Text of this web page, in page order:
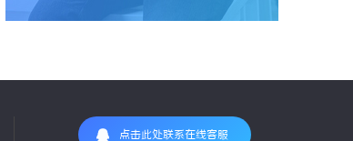
点击此处联系在线客服